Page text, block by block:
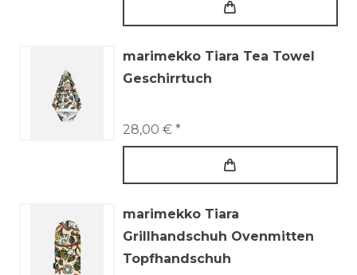
marimekko Tiara Tea Towel
Geschirrtuch
28,00 € *
marimekko Tiara
Grillhandschuh Ovenmitten
Topfhandschuh